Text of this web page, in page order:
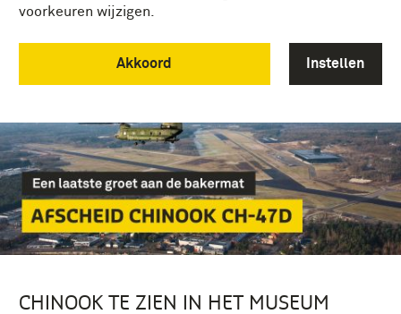
voorkeuren wijzigen.
Akkoord Instellen
marketing cookies te worden toegestaan.
CHINOOK TE ZIEN IN HET MUSEUM